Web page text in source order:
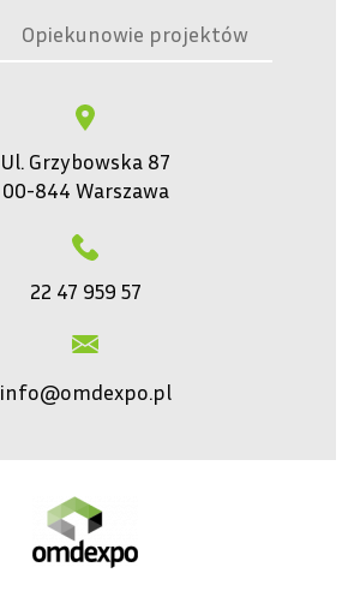
Opiekunowie projektów
Ul. Grzybowska 87
00-844 Warszawa
22 47 959 57
info@omdexpo.pl